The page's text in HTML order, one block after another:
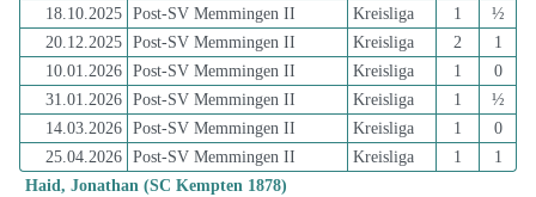
18.10.2025 Post-SV Memmingen II Kreisliga 1
½
20.12.2025 Post-SV Memmingen II Kreisliga 2
1
10.01.2026 Post-SV Memmingen II Kreisliga 1
0
31.01.2026 Post-SV Memmingen II Kreisliga 1
½
14.03.2026 Post-SV Memmingen II Kreisliga 1
0
25.04.2026 Post-SV Memmingen II Kreisliga 1
1
Haid, Jonathan (SC Kempten 1878)